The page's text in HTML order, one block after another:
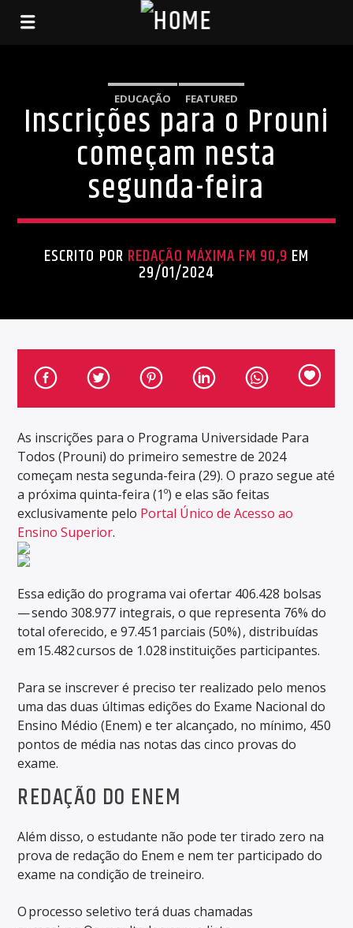
EDUCAÇÃO FEATURED
Inscrições para o Prouni
começam nesta
segunda-feira
ESCRITO POR REDAÇÃO MÁXIMA FM 90,9 EM
29/01/2024
As inscrições para o Programa Universidade Para
Todos (Prouni) do primeiro semestre de 2024
começam nesta segunda-feira (29). O prazo segue até
a próxima quinta-feira (1º) e elas são feitas
exclusivamente pelo Portal Único de Acesso ao
Ensino Superior.
Essa edição do programa vai ofertar 406.428 bolsas
— sendo 308.977 integrais, o que representa 76% do
total oferecido, e 97.451 parciais (50%) , distribuídas
em 15.482 cursos de 1.028 instituições participantes.
Para se inscrever é preciso ter realizado pelo menos
uma das duas últimas edições do Exame Nacional do
Ensino Médio (Enem) e ter alcançado, no mínimo, 450
pontos de média nas notas das cinco provas do
exame.
REDAÇÃO DO ENEM
Além disso, o estudante não pode ter tirado zero na
prova de redação do Enem e nem ter participado do
exame na condição de treineiro.
O processo seletivo terá duas chamadas